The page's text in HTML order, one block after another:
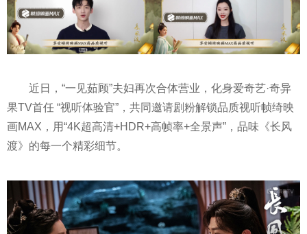
近 日，“一见茹顾”夫妇再次合体营业，化身爱奇艺·奇异
果TV首任 “视听体验官”，共同邀请剧粉解锁品质视听帧绮映
画MAX，用“4K超高清+HDR+高帧率+全景声”，品味《长风
渡》的每一个精彩细节。